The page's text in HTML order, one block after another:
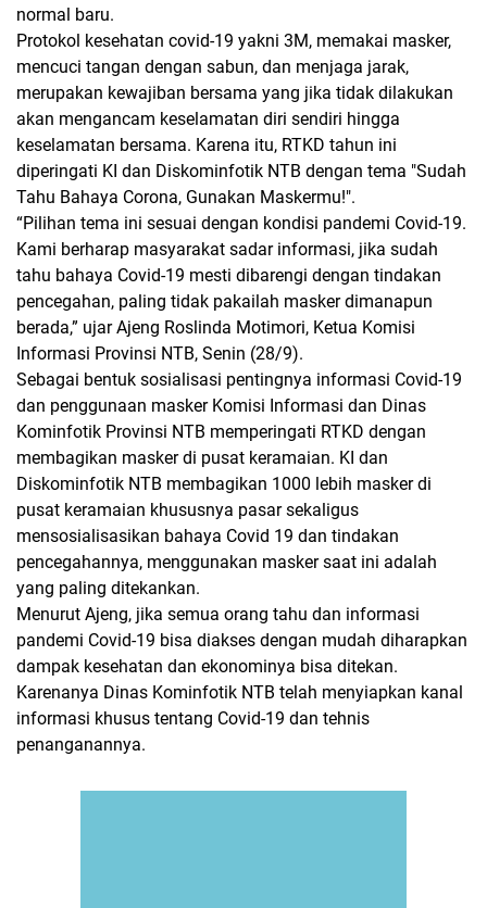
normal baru.
Protokol kesehatan covid-19 yakni 3M, memakai masker,
mencuci tangan dengan sabun, dan menjaga jarak,
merupakan kewajiban bersama yang jika tidak dilakukan
akan mengancam keselamatan diri sendiri hingga
keselamatan bersama. Karena itu, RTKD tahun ini
diperingati KI dan Diskominfotik NTB dengan tema "Sudah
Tahu Bahaya Corona, Gunakan Maskermu!".
“Pilihan tema ini sesuai dengan kondisi pandemi Covid-19.
Kami berharap masyarakat sadar informasi, jika sudah
tahu bahaya Covid-19 mesti dibarengi dengan tindakan
pencegahan, paling tidak pakailah masker dimanapun
berada,” ujar Ajeng Roslinda Motimori, Ketua Komisi
Informasi Provinsi NTB, Senin (28/9).
Sebagai bentuk sosialisasi pentingnya informasi Covid-19
dan penggunaan masker Komisi Informasi dan Dinas
Kominfotik Provinsi NTB memperingati RTKD dengan
membagikan masker di pusat keramaian. KI dan
Diskominfotik NTB membagikan 1000 lebih masker di
pusat keramaian khususnya pasar sekaligus
mensosialisasikan bahaya Covid 19 dan tindakan
pencegahannya, menggunakan masker saat ini adalah
yang paling ditekankan.
Menurut Ajeng, jika semua orang tahu dan informasi
pandemi Covid-19 bisa diakses dengan mudah diharapkan
dampak kesehatan dan ekonominya bisa ditekan.
Karenanya Dinas Kominfotik NTB telah menyiapkan kanal
informasi khusus tentang Covid-19 dan tehnis
penanganannya.